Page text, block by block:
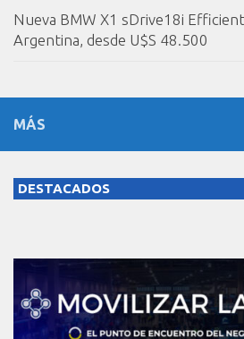
Nueva BMW X1 sDrive18i
Argentina, desde U$S 48.500
MÁS
DESTACADOS